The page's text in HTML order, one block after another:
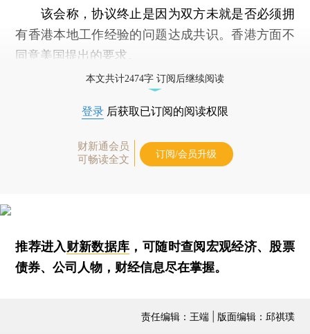
该会称，协议终止是因为双方未就是否必须拥
有香港本地工作经验的问题达成共识。香港方面不
同意美国提出的要求。
本文共计2474字 订阅后继续阅读
登录 后获取已订阅的阅读权限
财新通会员
可畅读全文
订阅/会员升级
推荐进入财新数据库 ，可随时查阅宏观经济、股票
债券、公司人物，财经信息尽在掌握。
责任编辑：王端 | 版面编辑：邱祺璞